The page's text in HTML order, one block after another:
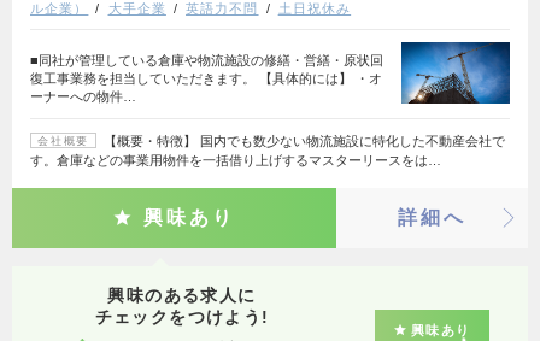
ル企業）
大手企業 英語力不問 土日祝休み
■同社が管理している倉庫や物流施設の修繕・営繕・原状回
復工事業務を担当していただきます。 【具体的には】 ・オ
ーナーへの物件…
会社概要
【概要・特徴】 国内でも数少ない物流施設に特化した不動産会社で
す。倉庫などの事業用物件を一括借り上げするマスターリースをは…
興味あり 詳細へ
興味のある求人に
チェックをつけよう!
興味あり